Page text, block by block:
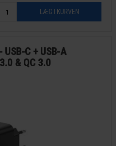
C + USB-A
& QC 3.0